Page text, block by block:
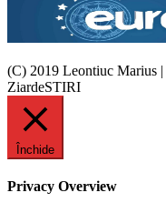
(C) 2019 Leontiuc Marius |
ZiardeSTIRI
Închide
Privacy Overview